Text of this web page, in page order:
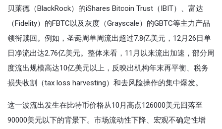
贝莱德（BlackRock）的iShares Bitcoin Trust（IBIT）、富达
（Fidelity）的FBTC以及灰度（Grayscale）的GBTC等主力产品
领衔赎回。例如，圣诞周单周流出超过7.8亿美元，12月26日单
日净流出达2.76亿美元。整体来看，11月以来流出加速，部分周
度流出规模高达10亿美元以上，反映出机构年末再平衡、税务
损失收割（tax loss harvesting）和去风险操作的集中爆发。
这一波流出发生在比特币价格从10月高点126000美元回落至
90000美元以下的背景下。市场流动性下降、宏观不确定性增